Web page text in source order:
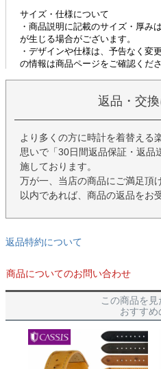
返品・交
より多くの方に時計を着替える
思いで「30日間返品保証・返品
施しております。
万が一、当店の商品にご満足頂
以内であれば、商品の返品をお
返品特約について
商品についてのお問い合わせ
この商品を
おすすめ